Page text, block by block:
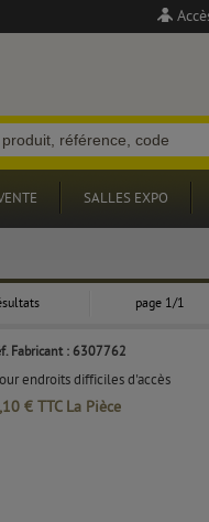
SALLES EXPO
page 1/1
Fabricant : 6307762
endroits difficiles d'accès
€ TTC La Pièce